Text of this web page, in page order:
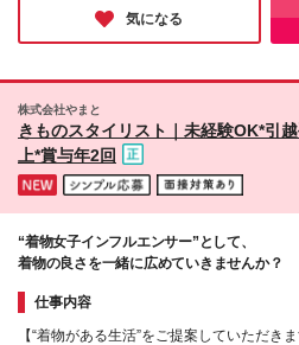
橋高島屋店】 東京都
【Cadensia&Conciel
いただけるなど、お客さ
ました。
気になる
株式会社やまと
きものスタイリスト｜未経験OK*引
上*賞与年2回
“着物女子インフルエンサー”として、
着物の良さを一緒に広めていきませんか？
仕事内容
【“着物がある生活”をご提案していただき